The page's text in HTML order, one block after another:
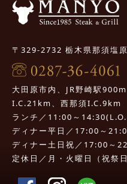
〒329-2732 栃木県那須塩
大田原市内、JR野崎駅
I.C.21km、西那須I.C.9km
ランチ／11:00～
ディナー平日／17:00～
ディナー土日祝／17:00～
定休日／月・火曜日（祝祭